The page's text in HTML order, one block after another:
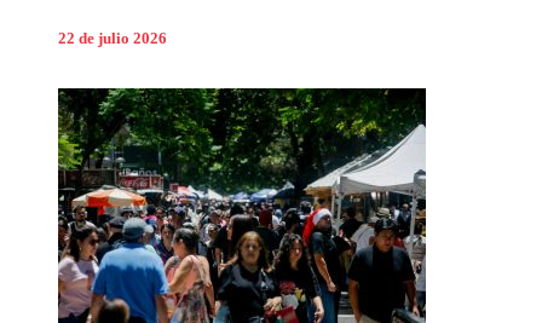
22 de julio 2026